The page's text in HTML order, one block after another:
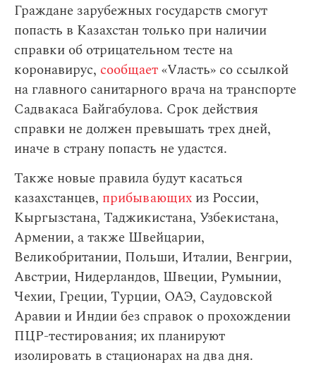
Граждане зарубежных государств смогут
попасть в Казахстан только при наличии
справки об отрицательном тесте на
коронавирус, сообщает«Vласть» со ссылкой
на главного санитарного врача на транспорте
Садвакаса Байгабулова. Срок действия
справки не должен превышать трех дней,
иначе в страну попасть не удастся.
Также новые правила будут касаться
казахстанцев, прибывающих из России,
Кыргызстана, Таджикистана, Узбекистана,
Армении, а также Швейцарии,
Великобритании, Польши, Италии, Венгрии,
Австрии, Нидерландов, Швеции, Румынии,
Чехии, Греции, Турции, ОАЭ, Саудовской
Аравии и Индии без справок о прохождении
ПЦР-тестирования; их планируют
изолировать в стационарах на два дня.